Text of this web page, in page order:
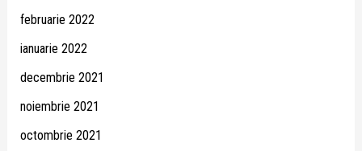
februarie 2022
ianuarie 2022
decembrie 2021
noiembrie 2021
octombrie 2021